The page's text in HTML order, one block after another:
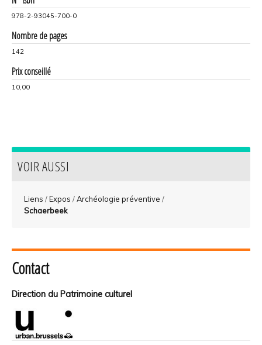
978-2-93045-700-0
Nombre de pages
142
Prix conseillé
10,00
VOIR AUSSI
Liens /Expos /Archéologie préventive /
Schaerbeek
Contact
Direction du Patrimoine culturel